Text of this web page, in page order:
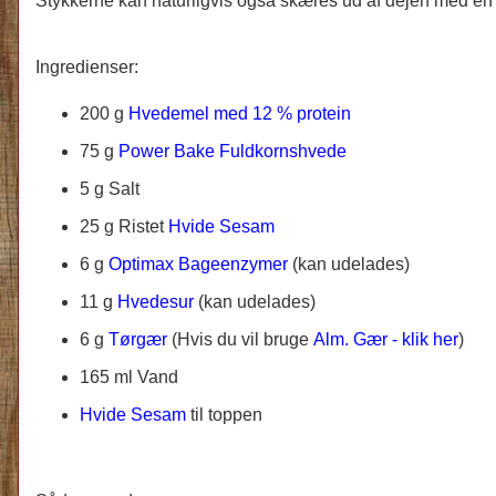
Ingredienser:
200 g Hvedemel med 12 % protein
75 g Power Bake Fuldkornshvede
5 g Salt
25 g Ristet Hvide Sesam
6 g Optimax Bageenzymer (kan udelades)
11 g Hvedesur (kan udelades)
6 g Tørgær (Hvis du vil bruge Alm. Gær - klik her)
165 ml Vand
Hvide Sesam til toppen